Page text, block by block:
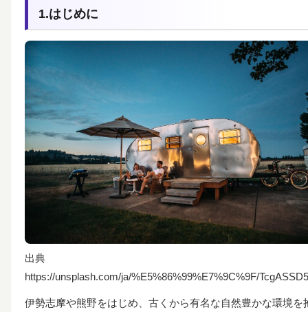
1.はじめに
出典
https://unsplash.com/ja/%E5%86%99%E7%9C%9F/
伊勢志摩や熊野をはじめ、古くから有名な自然豊かな環境を